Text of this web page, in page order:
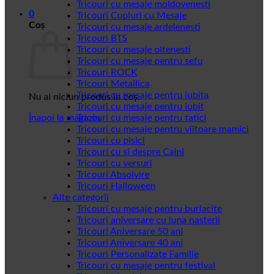
0
Coș
Nu ai niciun produs în coș.
Înapoi la magazin
Tricouri cu mesaje moldovenesti
Tricouri Cupluri cu Mesaje
Tricouri cu mesaje ardelenesti
Tricouri BTS
Tricouri cu mesaje oltenesti
Tricouri cu mesaje pentru sefu
Tricouri ROCK
Tricouri Metallica
Tricouri cu mesaje pentru iubita
Tricouri cu mesaje pentru iubit
Tricouri cu mesaje pentru tatici
Tricouri cu mesaje pentru viitoare mamici
Tricouri cu pisici
Tricouri cu si despre Caini
Tricouri cu versuri
Tricouri Absolvire
Tricouri Halloween
Alte categorii
Tricouri cu mesaje pentru burlacite
Tricouri aniversare cu luna nasterii
Tricouri Aniversare 50 ani
Tricouri Aniversare 40 ani
Tricouri Personalizate Familie
Tricouri cu mesaje pentru festival